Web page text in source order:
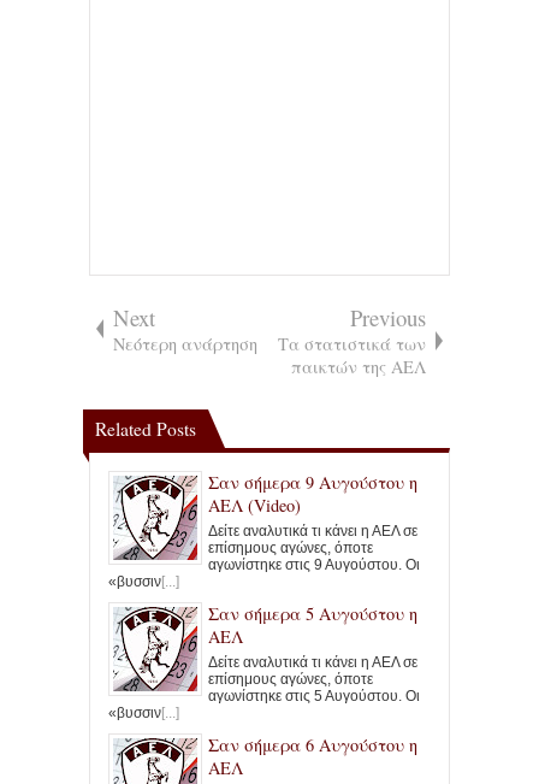
Next
Νεότερη ανάρτηση
Previous
Τα στατιστικά των
παικτών της ΑΕΛ
Related Posts
Σαν σήμερα 9 Αυγούστου η
ΑΕΛ (Video)
Δείτε αναλυτικά τι κάνει η ΑΕΛ σε
επίσημους αγώνες, όποτε
αγωνίστηκε στις 9 Αυγούστου. Οι
«βυσσιν[...]
Σαν σήμερα 5 Αυγούστου η
ΑΕΛ
Δείτε αναλυτικά τι κάνει η ΑΕΛ σε
επίσημους αγώνες, όποτε
αγωνίστηκε στις 5 Αυγούστου. Οι
«βυσσιν[...]
Σαν σήμερα 6 Αυγούστου η
ΑΕΛ